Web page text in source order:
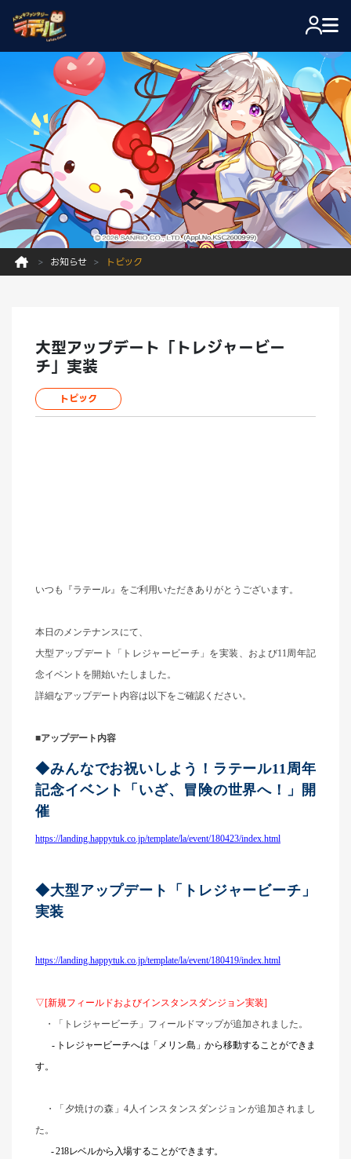
お知らせ トピック
大型アップデート「トレジャービー
チ」実装
トピック
いつも『ラテール』をご利用いただきありがとうございます。
本日のメンテナンスにて、
大型アップデート「トレジャービーチ」を実装、および11周年記
念イベントを開始いたしました。
詳細なアップデート内容は以下をご確認ください。
■アップデート内容
◆みんなでお祝いしよう！ラテール11周年
記念イベント「いざ、冒険の世界へ！」開
催
https://landing.happytuk.co.jp/template/la/event/180423/index.html
◆大型アップデート「トレジャービーチ」
実装
https://landing.happytuk.co.jp/template/la/event/180419/index.html
▽[新規フィールドおよびインスタンスダンジョン実装]
・「トレジャービーチ」フィールドマップが追加されました。
- トレジャービーチへは「メリン島」から移動することができま
す。
・「夕焼けの森」4人インスタンスダンジョンが追加されまし
た。
- 218レベルから入場することができます。